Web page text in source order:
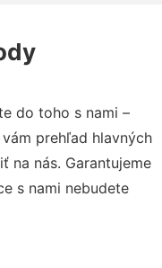
do toho s nami –
prehľad hlavných
na nás. Garantujeme
s nami nebudete